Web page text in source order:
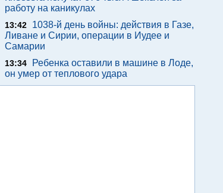
работу на каникулах
13:42
1038-й день войны: действия в Газе,
Ливане и Сирии, операции в Иудее и
Самарии
13:34
Ребенка оставили в машине в Лоде,
он умер от теплового удара